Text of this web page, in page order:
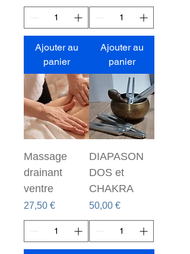
Ajouter au
panier
Ajouter au
panier
Massage
drainant
ventre
Prix
27,50 €
DIAPASON
DOS et
CHAKRA
Prix
50,00 €